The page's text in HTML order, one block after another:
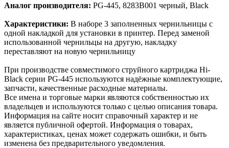
Аналог производителя: PG-445, 8283B001 черный, Black
Характеристики: В наборе 3 заполненных чернильницы с
одной накладкой для установки в принтер. Перед заменой
использованной чернильцы на другую, накладку
переставляют на новую чернильницу
При производстве совместимого струйного картриджа Hi-
Black серии PG-445 используются надёжные комплектующие,
запчасти, качественные расходные материалы.
Все имена и торговые марки являются собственностью их
владельцев и используются только с целью описания товара.
Информация на сайте носит справочный характер и не
является публичной офертой. Информация о товарах,
характеристиках, ценах может содержать ошибки, и быть
изменена без предварительного уведомления.